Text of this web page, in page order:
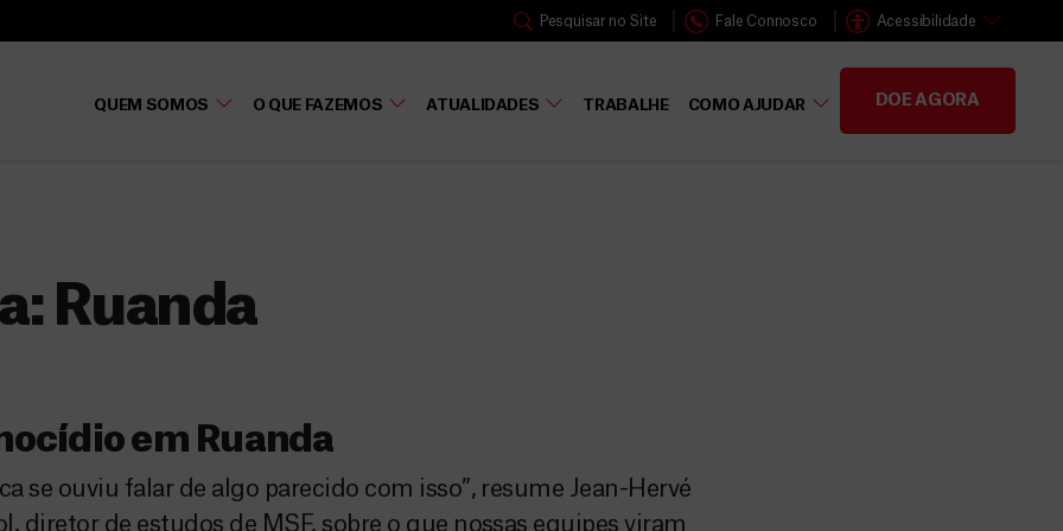
Pesquisar no Site Fale Connosco Acessibilidade
QUEM SOMOS O QUE FAZEMOS ATUALIDADES TRABALHE COMO AJUDAR DOE AGORA
Ruanda
em Ruanda
se ouviu falar de algo parecido com isso”, resume Jean-Hervé
diretor de estudos de MSF, sobre o que nossas equipes viram